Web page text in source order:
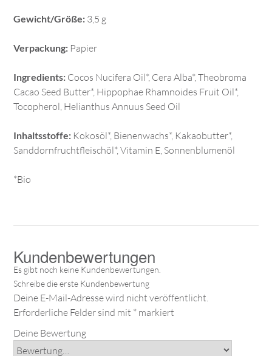
Gewicht/Größe: 3,5 g
Verpackung: Papier
Ingredients: Cocos Nucifera Oil*, Cera Alba*, Theobroma
Cacao Seed Butter*, Hippophae Rhamnoides Fruit Oil*,
Tocopherol, Helianthus Annuus Seed Oil
Inhaltsstoffe: Kokosöl*, Bienenwachs*, Kakaobutter*,
Sanddornfruchtfleischöl*, Vitamin E, Sonnenblumenöl
*Bio
Deine E-Mail-Adresse wird nicht veröffentlicht.
Erforderliche Felder sind mit * markiert
Deine Bewertung